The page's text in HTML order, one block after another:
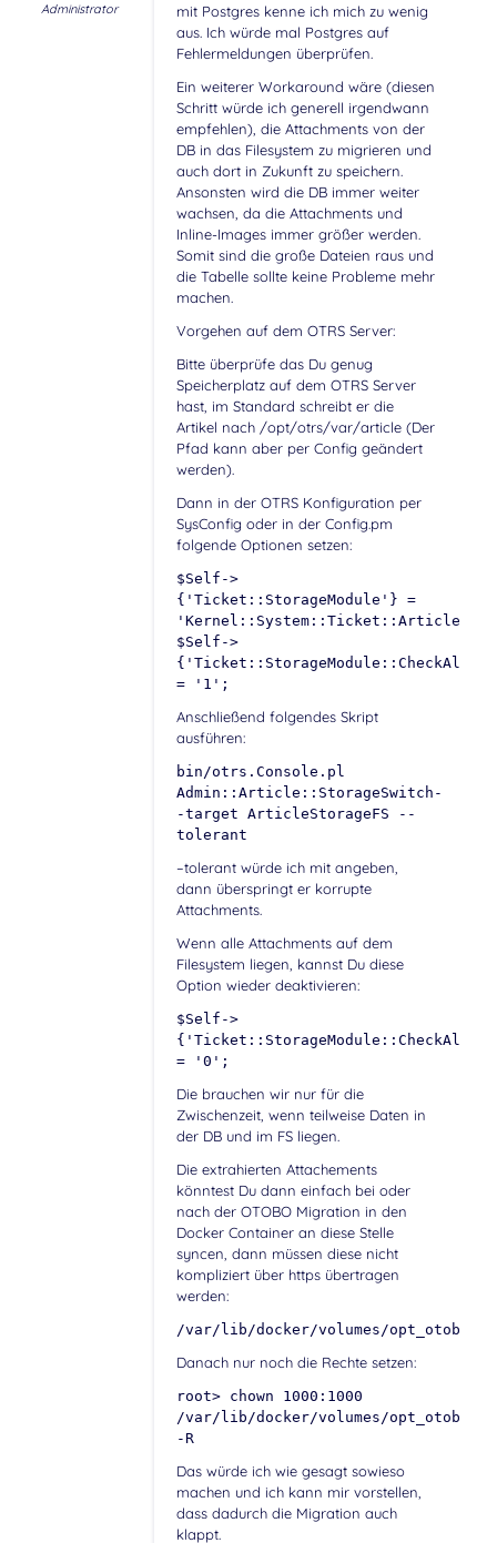
Administrator
mit Postgres kenne ich mich zu wenig
aus. Ich würde mal Postgres auf
Fehlermeldungen überprüfen.
Ein weiterer Workaround wäre (diesen
Schritt würde ich generell irgendwann
empfehlen), die Attachments von der
DB in das Filesystem zu migrieren und
auch dort in Zukunft zu speichern.
Ansonsten wird die DB immer weiter
wachsen, da die Attachments und
Inline-Images immer größer werden.
Somit sind die große Dateien raus und
die Tabelle sollte keine Probleme mehr
machen.
Vorgehen auf dem OTRS Server:
Bitte überprüfe das Du genug
Speicherplatz auf dem OTRS Server
hast, im Standard schreibt er die
Artikel nach /opt/otrs/var/article (Der
Pfad kann aber per Config geändert
werden).
Dann in der OTRS Konfiguration per
SysConfig oder in der Config.pm
folgende Optionen setzen:
$Self->
{'Ticket::StorageModule'} =
$Self->
= '1';
Anschließend folgendes Skript
ausführen:
bin/otrs.Console.pl
Admin::Article::StorageSwitch-
-target ArticleStorageFS --
tolerant
–tolerant würde ich mit angeben,
dann überspringt er korrupte
Attachments.
Wenn alle Attachments auf dem
Filesystem liegen, kannst Du diese
Option wieder deaktivieren:
$Self->
= '0';
Die brauchen wir nur für die
Zwischenzeit, wenn teilweise Daten in
der DB und im FS liegen.
Die extrahierten Attachements
könntest Du dann einfach bei oder
nach der OTOBO Migration in den
Docker Container an diese Stelle
syncen, dann müssen diese nicht
kompliziert über https übertragen
werden:
/var/lib/docker/volumes/
Danach nur noch die Rechte setzen:
root> chown 1000:1000
/var/lib/docker/volumes/
-R
Das würde ich wie gesagt sowieso
machen und ich kann mir vorstellen,
dass dadurch die Migration auch
klappt.